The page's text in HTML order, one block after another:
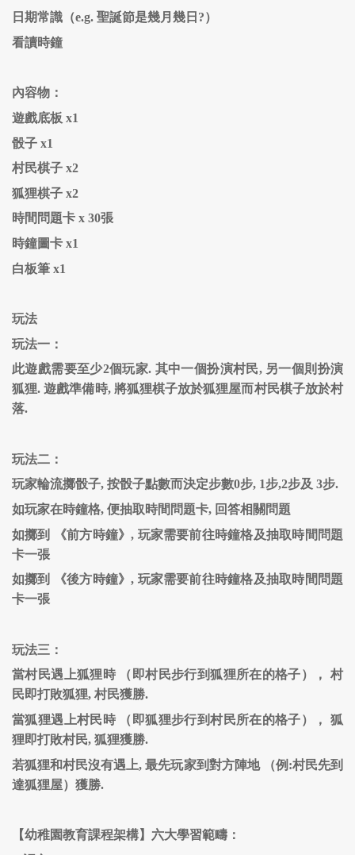
日期常識（e.g. 聖誕節是幾月幾日?）
看讀時鐘
內容物：
遊戲底板 x1
骰子 x1
村民棋子 x2
狐狸棋子 x2
時間問題卡 x 30張
時鐘圖卡 x1
白板筆 x1
玩法
玩法一：
此遊戲需要至少2個玩家. 其中一個扮演村民, 另一個則扮演
狐狸. 遊戲準備時, 將狐狸棋子放於狐狸屋而村民棋子放於村
落.
玩法二：
玩家輪流擲骰子, 按骰子點數而決定步數0步, 1步,2步及 3步.
如玩家在時鐘格, 便抽取時間問題卡, 回答相關問題
如擲到 《前方時鐘》, 玩家需要前往時鐘格及抽取時間問題
卡一張
如擲到 《後方時鐘》, 玩家需要前往時鐘格及抽取時間問題
卡一張
玩法三：
當村民遇上狐狸時 （即村民步行到狐狸所在的格子）， 村
民即打敗狐狸, 村民獲勝.
當狐狸遇上村民時 （即狐狸步行到村民所在的格子）， 狐
狸即打敗村民, 狐狸獲勝.
若狐狸和村民沒有遇上, 最先玩家到對方陣地 （例:村民先到
達狐狸屋）獲勝.
【幼稚園教育課程架構】六大學習範疇：